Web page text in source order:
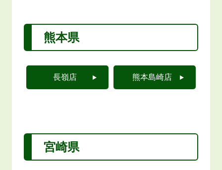
熊本県
長嶺店 熊本島崎店
宮崎県